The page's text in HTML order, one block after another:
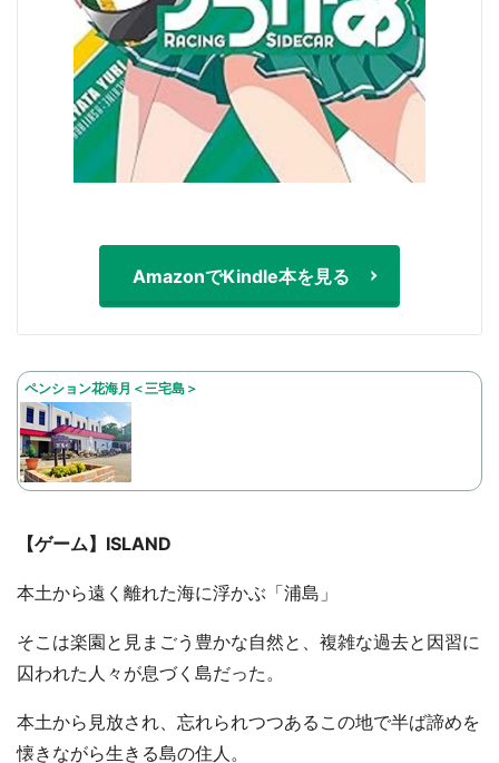
AmazonでKindle本を見る
ペンション花海月＜三宅島＞
【ゲーム】ISLAND
本土から遠く離れた海に浮かぶ「浦島」
そこは楽園と見まごう豊かな自然と、複雑な過去と因習に
囚われた人々が息づく島だった。
本土から見放され、忘れられつつあるこの地で半ば諦めを
懐きながら生きる島の住人。